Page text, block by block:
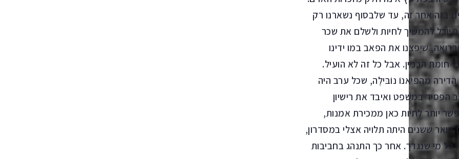
בזה אחר זה, עד שלבסוף נשארנו רק
יוכל להמשיך לחיות ולשלם את שכר
שיפצנו את הפאב במו ידינו
חומת הבניין. אבל כל זה לא הועיל.
מהפּיאנוֹ נוֹבּילֶה, שכל ערב היה
במשפט ואיבד את רישיון
יותר לחיות כאן ממכירת אמנות,
ששנים היתה תלויה אצלי במסדרון,
כל מי שנגדך. אחר כך התנהג בחביבות